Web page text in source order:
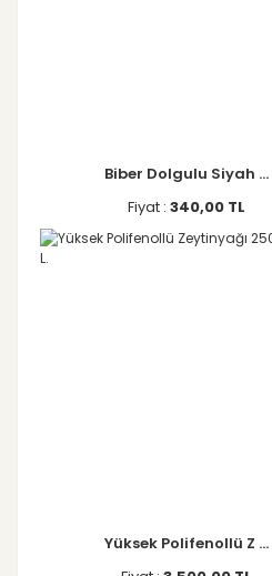
Biber Dolgulu Siyah ...
Fiyat : 340,00 TL
Yüksek Polifenollü Z ...